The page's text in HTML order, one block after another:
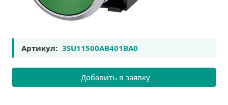
Артикул: 3SU11500AB401BA0
Добавить в заявку